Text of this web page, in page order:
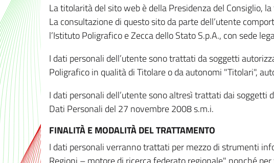
La titolarità del sito web è della Presidenza del Consiglio,
La consultazione di questo sito da parte dell’utente
l’Istituto Poligrafico e Zecca dello Stato S.p.A., con sede
I dati personali dell’utente sono trattati da soggetti
Poligrafico in qualità di Titolare o da autonomi "Titolari",
I dati personali dell’utente sono altresì trattati dai
Dati Personali del 27 novembre 2008 s.m.i.
FINALITÀ E MODALITÀ DEL TRATTAMENTO
I dati personali verranno trattati per mezzo di strumenti